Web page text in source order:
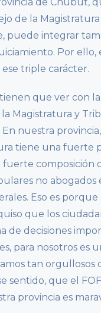
de la Magistratura
puede integrar
Por ello,
ese triple carácter.
tienen que ver con
la Magistratura y
nuestra
tiene una fuerte
fuerte composición
no abogados
Eso es porque
que los
de decisiones
para nosotros es
tan orgullosos
sentido, que el
provincia es